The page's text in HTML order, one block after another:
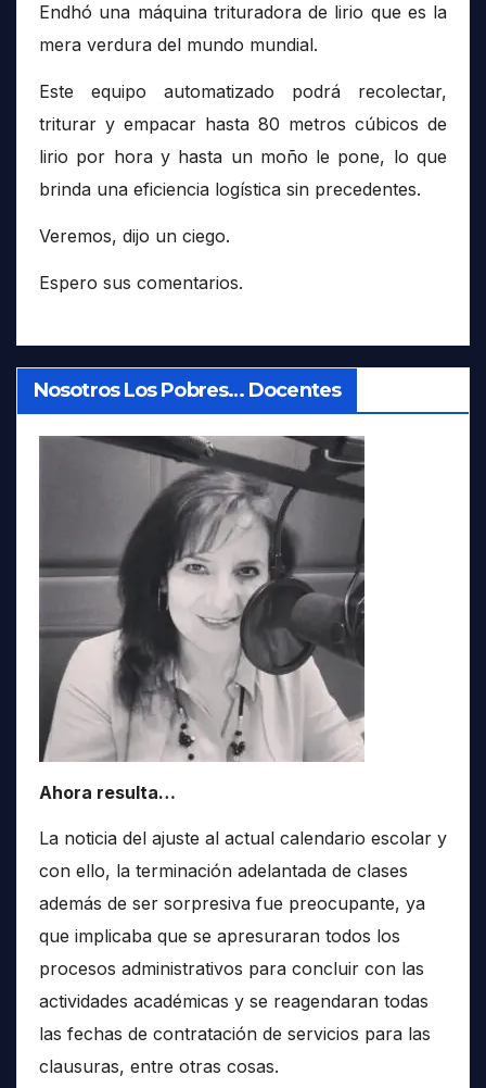
Endhó una máquina trituradora de lirio que es la
mera verdura del mundo mundial.
Este equipo automatizado podrá recolectar,
triturar y empacar hasta 80 metros cúbicos de
lirio por hora y hasta un moño le pone, lo que
brinda una eficiencia logística sin precedentes.
Veremos, dijo un ciego.
Espero sus comentarios.
Nosotros Los Pobres… Docentes
Ahora resulta…
La noticia del ajuste al actual calendario escolar y
con ello, la terminación adelantada de clases
además de ser sorpresiva fue preocupante, ya
que implicaba que se apresuraran todos los
procesos administrativos para concluir con las
actividades académicas y se reagendaran todas
las fechas de contratación de servicios para las
clausuras, entre otras cosas.